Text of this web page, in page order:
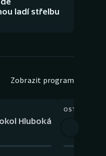
ladí střelbu
Zobrazit program
Hluboká
OSTATNÍ